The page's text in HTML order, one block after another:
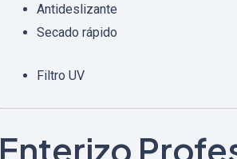
Antideslizante
Secado rápido
Filtro UV
Enterizo